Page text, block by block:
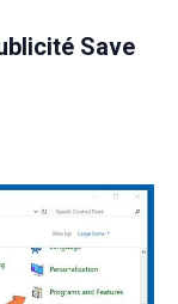
Save